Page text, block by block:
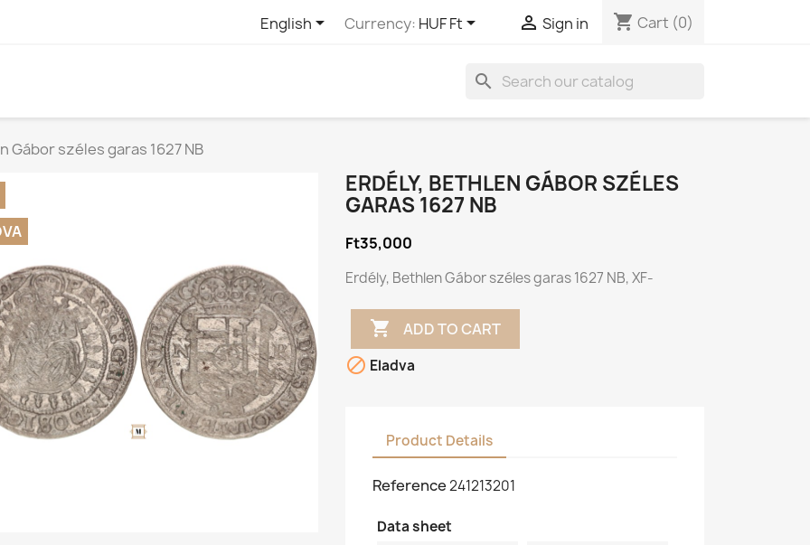
English Currency: HUF Ft  Sign in shopping_cart Cart (0)
search
Gábor széles garas 1627 NB
ERDÉLY, BETHLEN GÁBOR SZÉLES
GARAS 1627 NB
Ft35,000
Erdély, Bethlen Gábor széles garas 1627 NB, XF-
 ADD TO CART
 Eladva
Product Details
Reference241213201
Data sheet